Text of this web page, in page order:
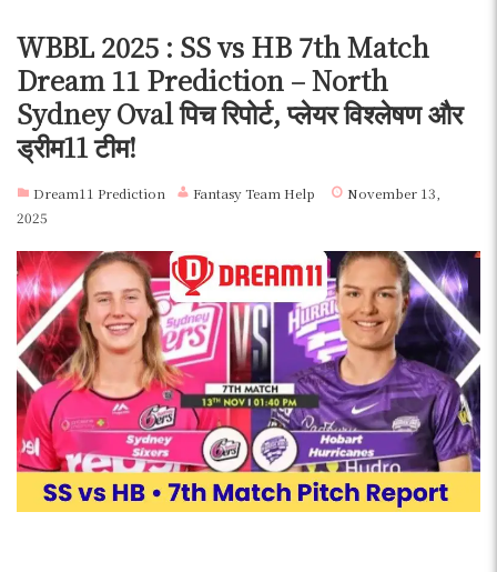
WBBL 2025 : SS vs HB 7th Match
Dream 11 Prediction – North
Sydney Oval पिच रिपोर्ट, प्लेयर विश्लेषण और
ड्रीम11 टीम!
Dream11 Prediction Fantasy Team Help
November 13,
2025